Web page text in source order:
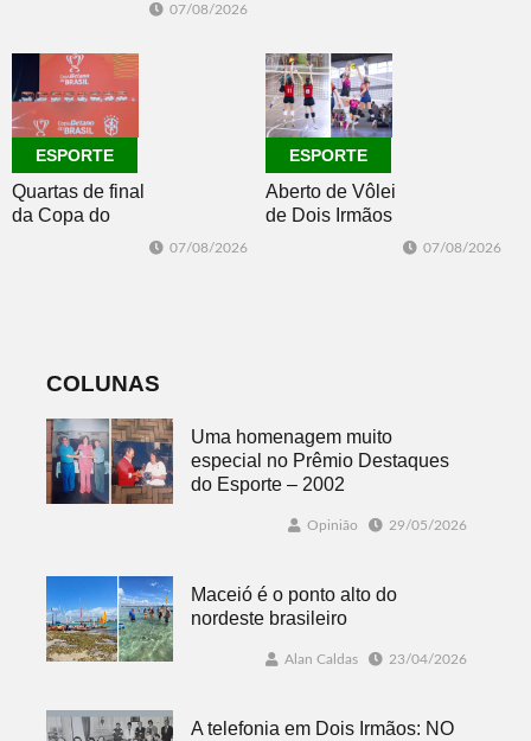
Master 65+
07/08/2026
ESPORTE
Quartas de final
da Copa do
Brasil 2026: veja
07/08/2026
ESPORTE
Aberto de Vôlei
de Dois Irmãos
07/08/2026
COLUNAS
Uma homenagem muito
especial no Prêmio Destaques
do Esporte – 2002
Opinião 29/05/2026
Maceió é o ponto alto do
nordeste brasileiro
Alan Caldas 23/04/2026
A telefonia em Dois Irmãos: NO